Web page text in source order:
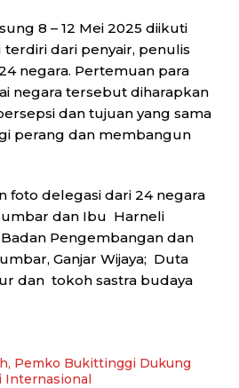
8 – 12 Mei 2025 diikuti
dari penyair, penulis
negara. Pertemuan para
negara tersebut diharapkan
dan tujuan yang sama
perang dan membangun
foto delegasi dari 24 negara
dan Ibu Harneli
Pengembangan dan
Ganjar Wijaya; Duta
dan tokoh sastra budaya
Pemko Bukittinggi Dukung
Internasional